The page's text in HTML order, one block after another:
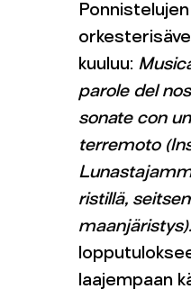
kuuluu:
parole del
sonate con
terremoto
ristillä,
maanjäristys).
laajempaan